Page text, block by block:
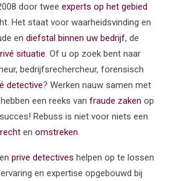
door twee experts op het gebied
Het staat voor waarheidsvinding en
en diefstal binnen uw bedrijf, de
situatie . Of u op zoek bent naar
bedrijfsrechercheur, forensisch
detective? Werken nauw samen met
een reeks van fraude zaken op
Rebuss is niet voor niets een
en omstreken
en prive detectives helpen op te lossen
en expertise opgebouwd bij